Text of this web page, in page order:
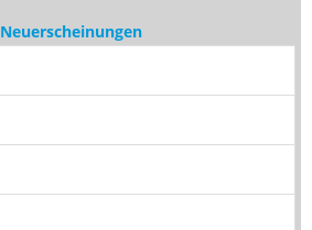
Neuerscheinungen